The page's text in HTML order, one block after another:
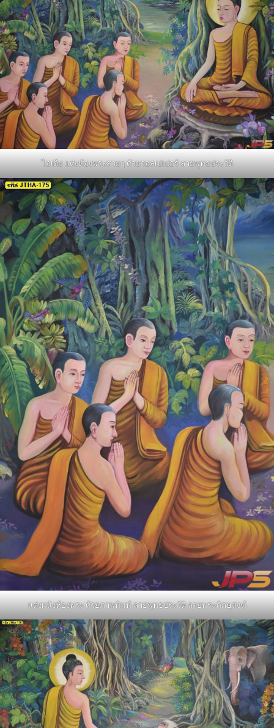
ไอเดีย แต่งห้องพระสวยๆ ด้วยวอลเปเปอร์ ลายพุทธประวัติ
แต่งผนังห้องพระ ด้วยภาพพิมพ์ ลายพุทธประวัติ ลายพระภิกษุสงฆ์